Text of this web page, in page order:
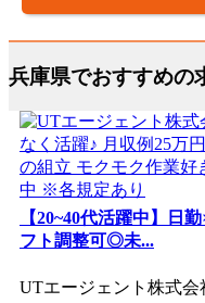
兵庫県でおすすめの
【20~40代活躍中】日
フト調整可◎未...
UTエージェント株式